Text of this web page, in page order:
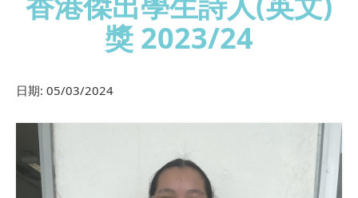
獎 2023/24
日期: 05/03/2024